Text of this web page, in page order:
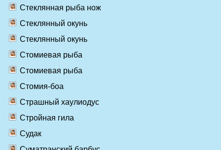
Стеклянная рыба нож
Стеклянный окунь
Стеклянный окунь
Стомиевая рыба
Стомиевая рыба
Стомия-боа
Страшный хаулиодус
Стройная гила
Судак